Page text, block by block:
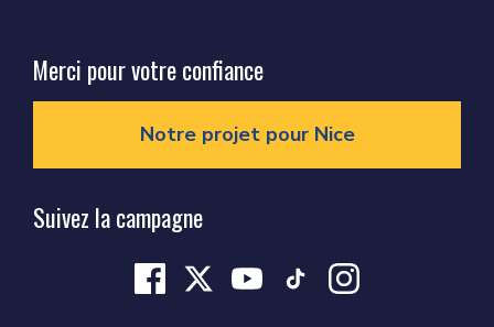
Merci pour votre confiance
Notre projet pour Nice
Suivez la campagne